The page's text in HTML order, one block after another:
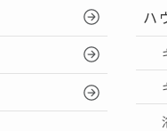
ハ